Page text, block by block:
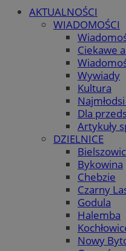
AKTUALNOŚCI
WIADOMOŚCI
Ciekawe
Wywiady
Kultura
Dla
Artykuły
DZIELNICE
Bykowina
Chebzie
Czarny
Godula
Halemba
Nowy